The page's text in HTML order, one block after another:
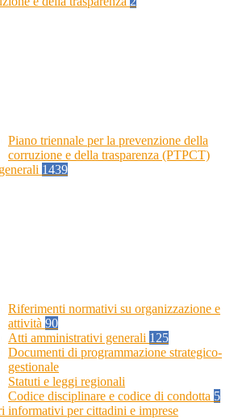
Piano triennale per la prevenzione della
corruzione e della trasparenza (PTPCT)
1439
Riferimenti normativi su organizzazione e
attività 90
Atti amministrativi generali 125
Documenti di programmazione strategico-
gestionale
Statuti e leggi regionali
Codice disciplinare e codice di condotta 5
informativi per cittadini e imprese